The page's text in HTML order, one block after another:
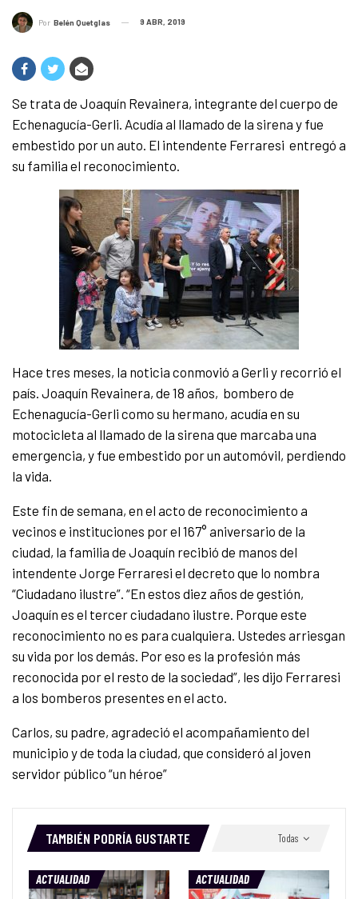
Por Belén Quetglas 9 ABR, 2019
Se trata de Joaquín Revainera, integrante del cuerpo de
Echenagucía-Gerli. Acudía al llamado de la sirena y fue
embestido por un auto. El intendente Ferraresi entregó a
su familia el reconocimiento.
Hace tres meses, la noticia conmovió a Gerli y recorrió el
país. Joaquín Revainera, de 18 años, bombero de
Echenagucía-Gerli como su hermano, acudía en su
motocicleta al llamado de la sirena que marcaba una
emergencia, y fue embestido por un automóvil, perdiendo
la vida.
Este fin de semana, en el acto de reconocimiento a
vecinos e instituciones por el 167° aniversario de la
ciudad, la familia de Joaquín recibió de manos del
intendente Jorge Ferraresi el decreto que lo nombra
“Ciudadano ilustre”. “En estos diez años de gestión,
Joaquín es el tercer ciudadano ilustre. Porque este
reconocimiento no es para cualquiera. Ustedes arriesgan
su vida por los demás. Por eso es la profesión más
reconocida por el resto de la sociedad”, les dijo Ferraresi
a los bomberos presentes en el acto.
Carlos, su padre, agradeció el acompañamiento del
municipio y de toda la ciudad, que consideró al joven
servidor público “un héroe”
Todas
TAMBIÉN PODRÍA GUSTARTE
ACTUALIDAD ACTUALIDAD